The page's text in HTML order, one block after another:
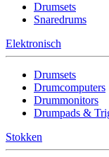
Drumsets
Snaredrums
Elektronisch
Drumsets
Drumcomputers
Drummonitors
Drumpads &
Stokken